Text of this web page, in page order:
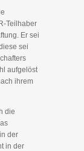
Teilhaber
Er sei
sei
aufgelöst
ihrem
die
der
in der